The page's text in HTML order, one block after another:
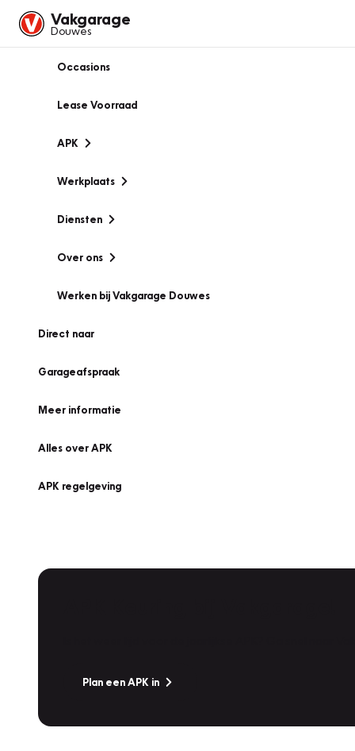
Vakgarage
Douwes
Occasions
Lease Voorraad
APK
Werkplaats
Diensten
Over ons
Werken bij Vakgarage Douwes
Direct naar
Garageafspraak
Meer informatie
Alles over APK
APK regelgeving
Plan een APK in